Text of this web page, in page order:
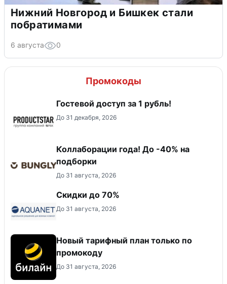
Нижний Новгород и Бишкек стали
побратимами
6 августа 0
Промокоды
Гостевой доступ за 1 рубль!
До 31 декабря, 2026
Коллаборации года! До -40% на
подборки
До 31 августа, 2026
Скидки до 70%
До 31 августа, 2026
Новый тарифный план только по
промокоду
До 31 августа, 2026